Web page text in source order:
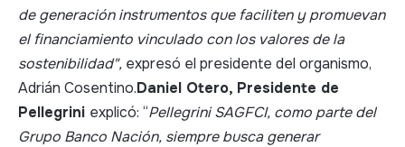
de generación instrumentos que faciliten y promuevan
el financiamiento vinculado con los valores de la
sostenibilidad", expresó el presidente del organismo,
Adrián Cosentino.Daniel Otero, Presidente de
Pellegrini explicó: “Pellegrini SAGFCI, como parte del
Grupo Banco Nación, siempre busca generar